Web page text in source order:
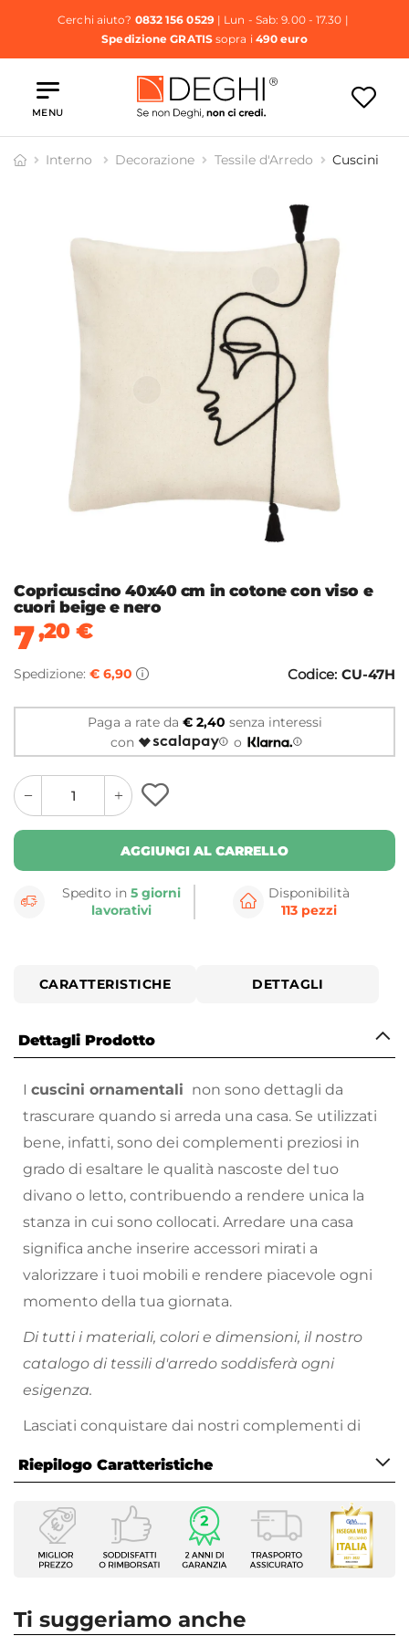
Cerchi aiuto? 0832 156 0529| Lun - Sab: 9.00 - 17.30 |
Spedizione GRATISsopra i 490 euro
MENU
Interno Decorazione Tessile d'Arredo Cuscini
Copricuscino 40x40 cm in cotone con viso e
cuori beige e nero
7,20 €
Spedizione: € 6,90 Codice: CU-47H
Paga a rate da € 2,40 senza interessi
con
o
quantity
button
quantity
minus
button
AGGIUNGI AL CARRELLO
Spedito in5 giorni
lavorativi
Disponibilità
113 pezzi
CARATTERISTICHE DETTAGLI
Dettagli Prodotto
I cuscini ornamentali non sono dettagli da
trascurare quando si arreda una casa. Se utilizzati
bene, infatti, sono dei complementi preziosi in
grado di esaltare le qualità nascoste del tuo
divano o letto, contribuendo a rendere unica la
stanza in cui sono collocati. Arredare una casa
significa anche inserire accessori mirati a
valorizzare i tuoi mobili e rendere piacevole ogni
momento della tua giornata.
Di tutti i materiali, colori e dimensioni, il nostro
catalogo di tessili d'arredo soddisferà ogni
esigenza.
Lasciati conquistare dai nostri complementi di
Riepilogo Caratteristiche
Caratteristiche
Tipologia
Fodera per cuscino
40 x 40 cm
Ti suggeriamo anche